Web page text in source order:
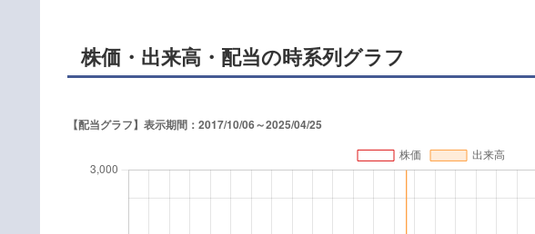
株価・出来高・配当の時系列グラフ